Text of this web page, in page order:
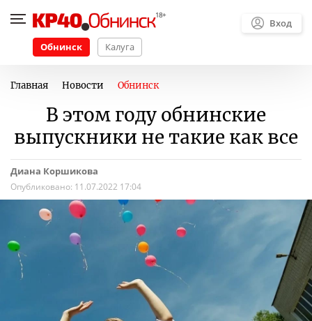
Обнинск Калуга
Вход
Главная Новости Обнинск
В этом году обнинские
выпускники не такие как все
Диана Коршикова
Опубликовано: 11.07.2022 17:04